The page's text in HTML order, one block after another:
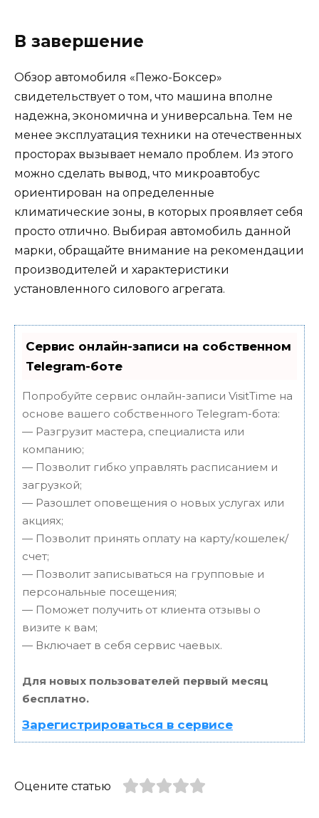
В завершение
Обзор автомобиля «Пежо-Боксер»
свидетельствует о том, что машина вполне
надежна, экономична и универсальна. Тем не
менее эксплуатация техники на отечественных
просторах вызывает немало проблем. Из этого
можно сделать вывод, что микроавтобус
ориентирован на определенные
климатические зоны, в которых проявляет себя
просто отлично. Выбирая автомобиль данной
марки, обращайте внимание на рекомендации
производителей и характеристики
установленного силового агрегата.
Сервис онлайн-записи на собственном
Telegram-боте
Попробуйте сервис онлайн-записи VisitTime на
основе вашего собственного Telegram-бота:
— Разгрузит мастера, специалиста или
компанию;
— Позволит гибко управлять расписанием и
загрузкой;
— Разошлет оповещения о новых услугах или
акциях;
— Позволит принять оплату на карту/кошелек/
счет;
— Позволит записываться на групповые и
персональные посещения;
— Поможет получить от клиента отзывы о
визите к вам;
— Включает в себя сервис чаевых.
Для новых пользователей первый месяц
бесплатно.
Зарегистрироваться в сервисе
Оцените статью